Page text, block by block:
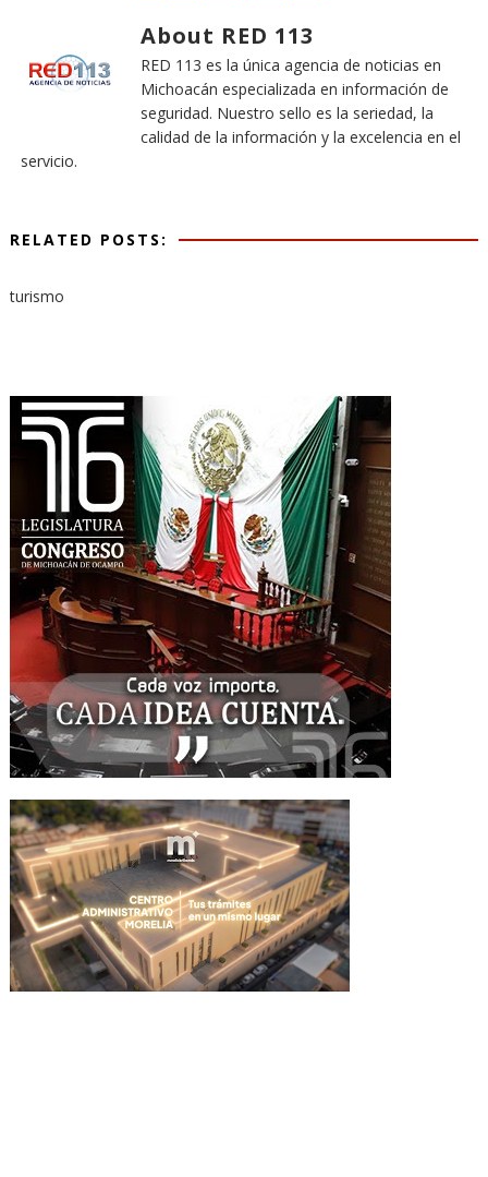
About RED 113
RED 113 es la única agencia de noticias en
Michoacán especializada en información de
seguridad. Nuestro sello es la seriedad, la
calidad de la información y la excelencia en el
servicio.
RELATED POSTS:
turismo